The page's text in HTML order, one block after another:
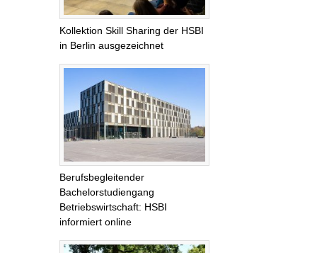
Kollektion Skill Sharing der HSBI
in Berlin ausgezeichnet
Berufsbegleitender
Bachelorstudiengang
Betriebswirtschaft: HSBI
informiert online